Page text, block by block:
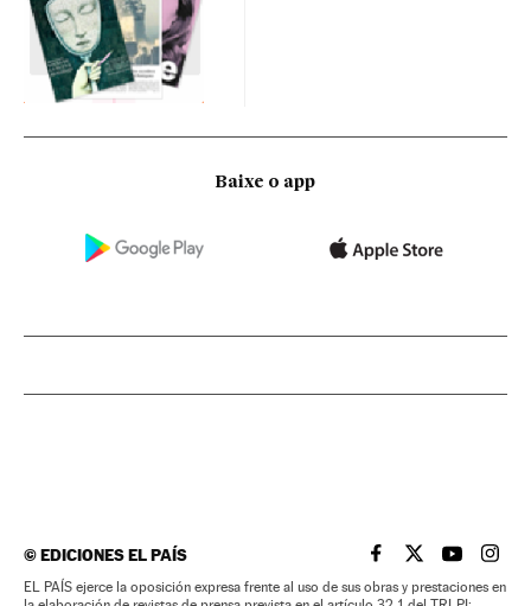
Baixe o app
©EDICIONES EL PAÍS EL PAÍS BRASIL EN
EL PAÍSEL PAÍS
EL
EL PAÍS ejerce la oposición expresa frente al uso de sus obras y prestaciones en